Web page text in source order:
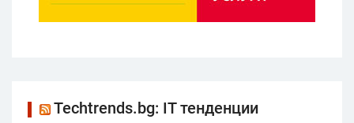
Techtrends.bg: IT тенденции